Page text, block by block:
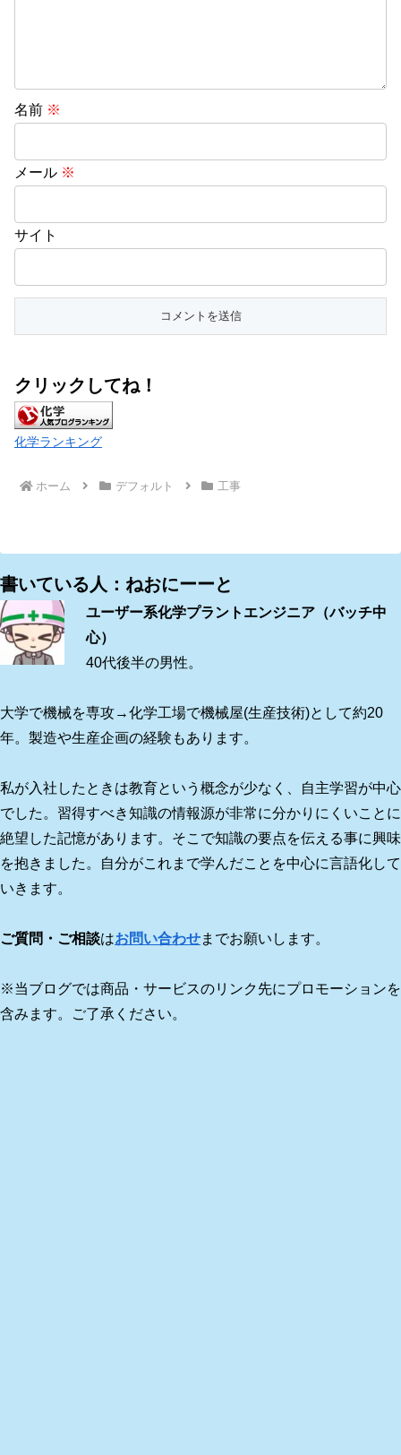
名前 ※
メール ※
サイト
クリックしてね！
化学ランキング
ホーム デフォルト 工事
書いている人：ねおにーーと
ユーザー系化学プラントエンジニア（バッチ中
心）
40代後半の男性。
大学で機械を専攻→化学工場で機械屋(生産技術)として約20
年。製造や生産企画の経験もあります。
私が入社したときは教育という概念が少なく、自主学習が中心
でした。習得すべき知識の情報源が非常に分かりにくいことに
絶望した記憶があります。そこで知識の要点を伝える事に興味
を抱きました。自分がこれまで学んだことを中心に言語化して
いきます。
ご質問・ご相談はお問い合わせまでお願いします。
※当ブログでは商品・サービスのリンク先にプロモーションを
含みます。ご了承ください。